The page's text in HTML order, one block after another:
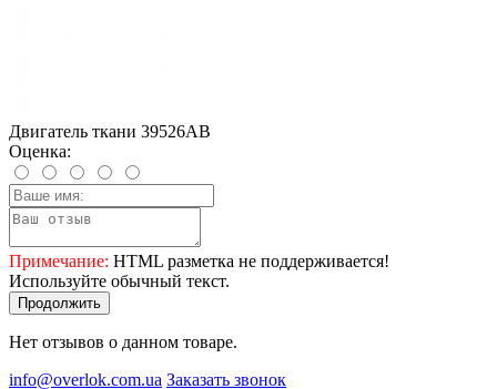
Двигатель ткани 39526AB
Оценка:
Примечание: HTML разметка не поддерживается!
Используйте обычный текст.
Продолжить
Нет отзывов о данном товаре.
info@overlok.com.ua Заказать звонок